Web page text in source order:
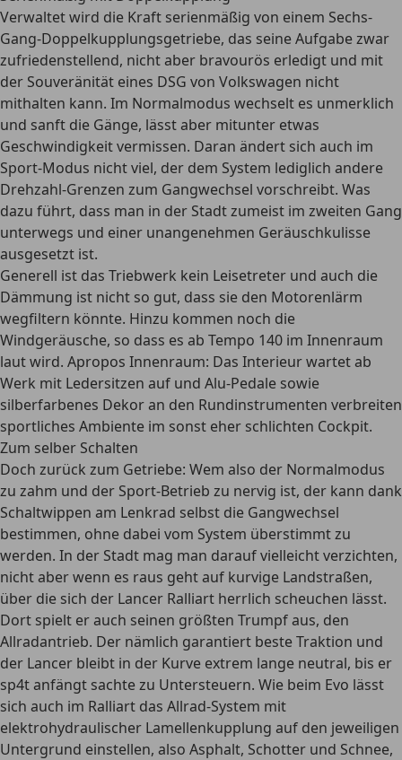
Verwaltet wird die Kraft serienmäßig von einem Sechs-
Gang-Doppelkupplungsgetriebe, das seine Aufgabe zwar
zufriedenstellend, nicht aber bravourös erledigt und mit
der Souveränität eines DSG von Volkswagen nicht
mithalten kann. Im Normalmodus wechselt es unmerklich
und sanft die Gänge, lässt aber mitunter etwas
Geschwindigkeit vermissen. Daran ändert sich auch im
Sport-Modus nicht viel, der dem System lediglich andere
Drehzahl-Grenzen zum Gangwechsel vorschreibt. Was
dazu führt, dass man in der Stadt zumeist im zweiten Gang
unterwegs und einer unangenehmen Geräuschkulisse
ausgesetzt ist.
Generell ist das Triebwerk kein Leisetreter und auch die
Dämmung ist nicht so gut, dass sie den Motorenlärm
wegfiltern könnte. Hinzu kommen noch die
Windgeräusche, so dass es ab Tempo 140 im Innenraum
laut wird. Apropos Innenraum: Das Interieur wartet ab
Werk mit Ledersitzen auf und Alu-Pedale sowie
silberfarbenes Dekor an den Rundinstrumenten verbreiten
sportliches Ambiente im sonst eher schlichten Cockpit.
Zum selber Schalten
Doch zurück zum Getriebe: Wem also der Normalmodus
zu zahm und der Sport-Betrieb zu nervig ist, der kann dank
Schaltwippen am Lenkrad selbst die Gangwechsel
bestimmen, ohne dabei vom System überstimmt zu
werden. In der Stadt mag man darauf vielleicht verzichten,
nicht aber wenn es raus geht auf kurvige Landstraßen,
über die sich der Lancer Ralliart herrlich scheuchen lässt.
Dort spielt er auch seinen größten Trumpf aus, den
Allradantrieb. Der nämlich garantiert beste Traktion und
der Lancer bleibt in der Kurve extrem lange neutral, bis er
sp4t anfängt sachte zu Untersteuern. Wie beim Evo lässt
sich auch im Ralliart das Allrad-System mit
elektrohydraulischer Lamellenkupplung auf den jeweiligen
Untergrund einstellen, also Asphalt, Schotter und Schnee,